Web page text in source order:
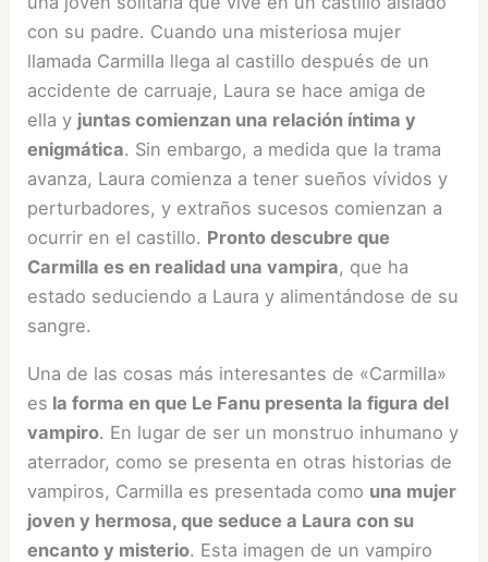
con su padre. Cuando una misteriosa mujer
llamada Carmilla llega al castillo después de un
accidente de carruaje, Laura se hace amiga de
ella y juntas comienzan una relación íntima y
enigmática. Sin embargo, a medida que la trama
avanza, Laura comienza a tener sueños vívidos y
perturbadores, y extraños sucesos comienzan a
ocurrir en el castillo. Pronto descubre que
Carmilla es en realidad una vampira, que ha
estado seduciendo a Laura y alimentándose de su
sangre.
Una de las cosas más interesantes de «Carmilla»
es la forma en que Le Fanu presenta la figura del
vampiro. En lugar de ser un monstruo inhumano y
aterrador, como se presenta en otras historias de
vampiros, Carmilla es presentada como una mujer
joven y hermosa, que seduce a Laura con su
encanto y misterio. Esta imagen de un vampiro